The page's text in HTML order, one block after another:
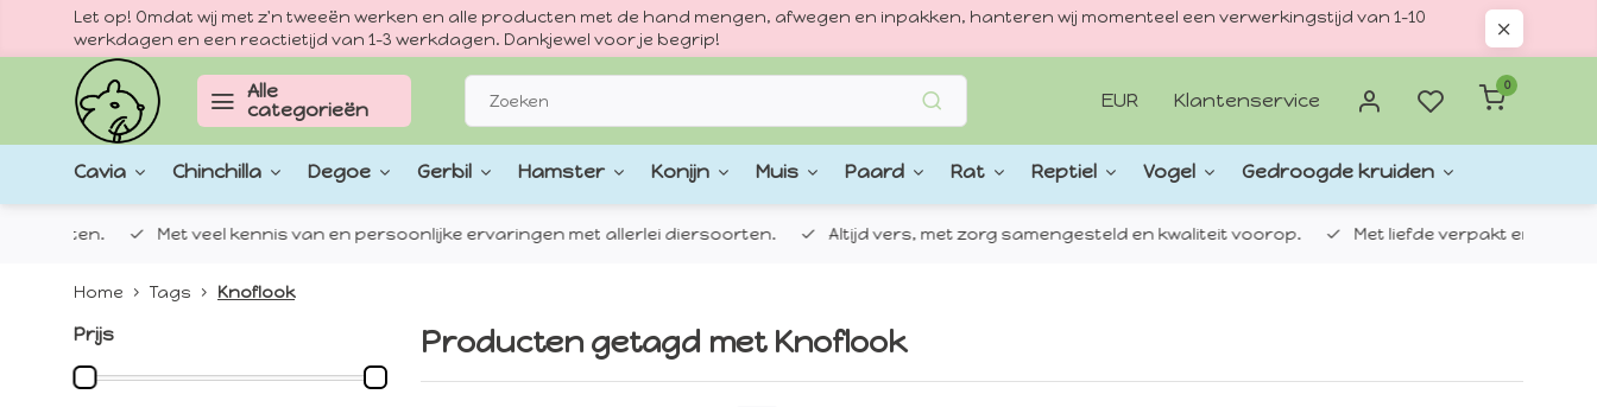
Let op! Omdat wij met z'n tweeën werken en alle producten met de hand mengen, afwegen en inpakken, hanteren wij momenteel een verwerkingstijd van 1–10
werkdagen en een reactietijd van 1–3 werkdagen. Dankjewel voor je begrip!
Alle
categorieën
EUR Klantenservice
0
Cavia Chinchilla Degoe Gerbil Hamster Konijn Muis Paard Rat Reptiel Vogel Gedroogde kruiden
Met veel kennis van en persoonlijke ervaringen met allerlei diersoorten. Altijd vers, met zorg samengesteld en kwaliteit voorop. Met liefde verpakt en verzonden.
Home Tags Knoflook
Prijs Producten getagd met Knoflook